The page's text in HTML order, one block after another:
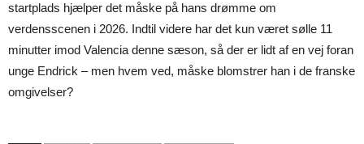
startplads hjælper det måske på hans drømme om
verdensscenen i 2026. Indtil videre har det kun været sølle 11
minutter imod Valencia denne sæson, så der er lidt af en vej foran
unge Endrick – men hvem ved, måske blomstrer han i de franske
omgivelser?